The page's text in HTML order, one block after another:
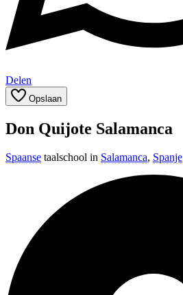
Delen
Opslaan
Don Quijote Salamanca
Spaanse taalschool in Salamanca, Spanje